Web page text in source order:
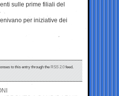
sulle prime filiali del
per iniziative dei
to this entry through theRSS 2.0feed.